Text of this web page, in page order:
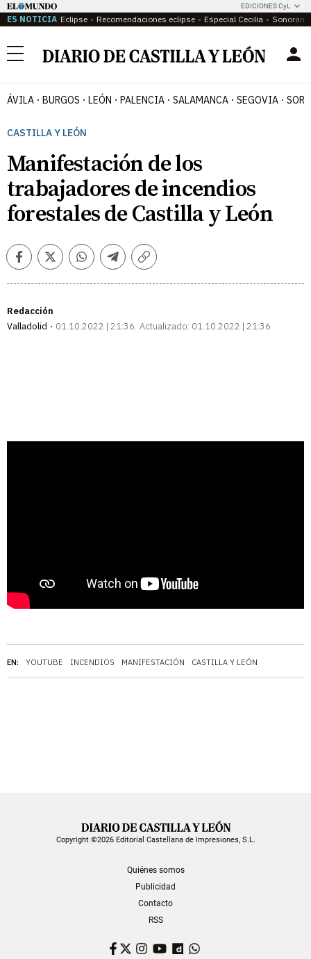
EDICIONES CyL
ES NOTICIA Eclipse Recomendaciones eclipse Especial Cecilia
Menú
ÁVILA BURGOS LEÓN PALENCIA SALAMANCA SEGOVIA
CASTILLA Y LEÓN
Manifestación de los
trabajadores de incendios
forestales de Castilla y León
FacebookTwitterWhatsappTelegramCopiar
Redacción
Valladolid
01.10.2022 | 21:36 Actualizado: 01.10.2022 | 21:36
EN: YOUTUBE INCENDIOS MANIFESTACIÓN CASTILLA Y LEÓN
Copyright ©2026 Editorial Castellana de Impresiones, S.L.
Quiénes somos
Publicidad
Contacto
RSS
Facebook
TwitterInstagram
YouTubeDailymotion